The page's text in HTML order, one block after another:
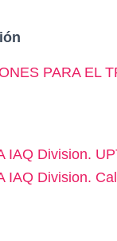
PARA EL
IAQ Division.
IAQ Division.